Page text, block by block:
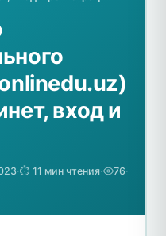
вход и
·⏱️ 11 мин чтения· 76·